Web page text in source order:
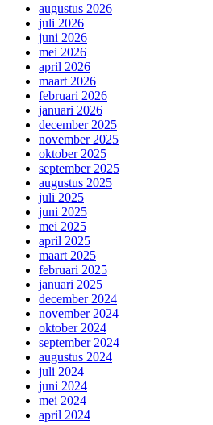
augustus 2026
juli 2026
juni 2026
mei 2026
april 2026
maart 2026
februari 2026
januari 2026
december 2025
november 2025
oktober 2025
september 2025
augustus 2025
juli 2025
juni 2025
mei 2025
april 2025
maart 2025
februari 2025
januari 2025
december 2024
november 2024
oktober 2024
september 2024
augustus 2024
juli 2024
juni 2024
mei 2024
april 2024